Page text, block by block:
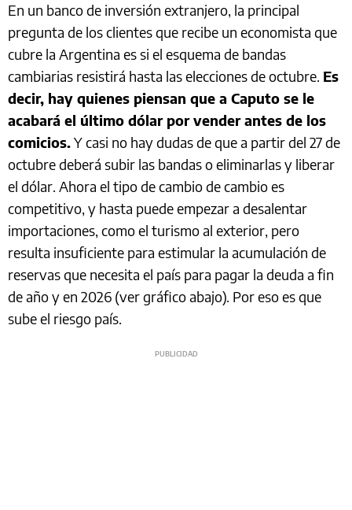
En un banco de inversión extranjero, la principal
pregunta de los clientes que recibe un economista que
cubre la Argentina es si el esquema de bandas
cambiarias resistirá hasta las elecciones de octubre. Es
decir, hay quienes piensan que a Caputo se le
acabará el último dólar por vender antes de los
comicios.Y casi no hay dudas de que a partir del 27 de
octubre deberá subir las bandas o eliminarlas y liberar
el dólar. Ahora el tipo de cambio de cambio es
competitivo, y hasta puede empezar a desalentar
importaciones, como el turismo al exterior, pero
resulta insuficiente para estimular la acumulación de
reservas que necesita el país para pagar la deuda a fin
de año y en 2026 (ver gráfico abajo). Por eso es que
sube el riesgo país.